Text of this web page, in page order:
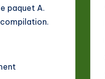
paquet A.